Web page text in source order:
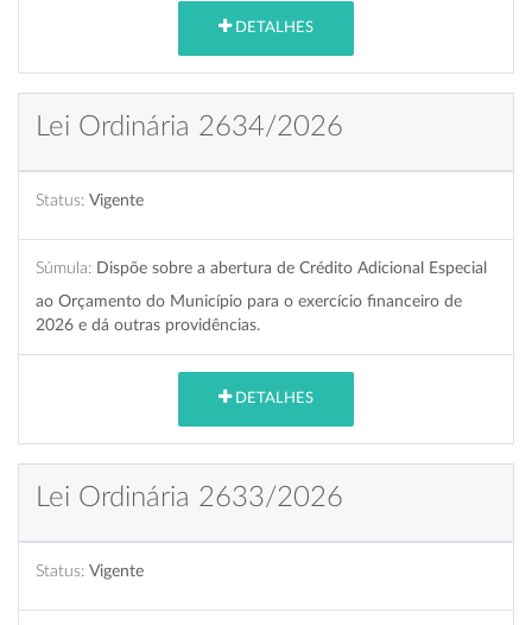
DETALHES
Lei Ordinária 2634/2026
Status: Vigente
Súmula: Dispõe sobre a abertura de Crédito Adicional Especial
ao Orçamento do Município para o exercício financeiro de
2026 e dá outras providências.
DETALHES
Lei Ordinária 2633/2026
Status: Vigente